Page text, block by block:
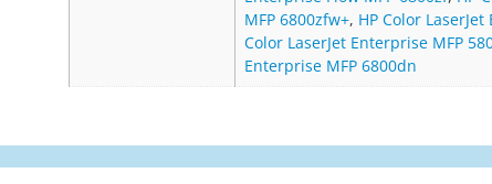
MFP 6800zfw+, HP Color
Color LaserJet Enterprise MFP
Enterprise MFP 6800dn